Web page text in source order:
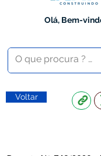
Olá, Bem-
Voltar